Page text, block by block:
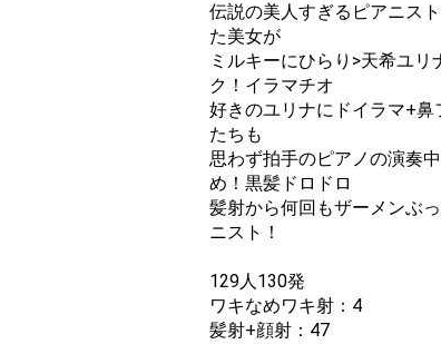
伝説の美人すぎるピアニス
た美女が
ミルキーにひらり>天希ユ
ク！イラマチオ
好きのユリナにドイラマ+
たちも
思わず拍手のピアノの演奏
め！黒髪ドロドロ
髪射から何回もザーメンぶ
ニスト！
129人130発
ワキなめワキ射：4
髪射+顔射：47